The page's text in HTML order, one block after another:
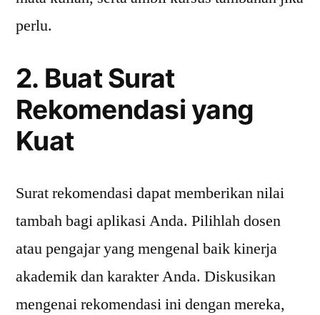
perlu.
2. Buat Surat
Rekomendasi yang
Kuat
Surat rekomendasi dapat memberikan nilai
tambah bagi aplikasi Anda. Pilihlah dosen
atau pengajar yang mengenal baik kinerja
akademik dan karakter Anda. Diskusikan
mengenai rekomendasi ini dengan mereka,